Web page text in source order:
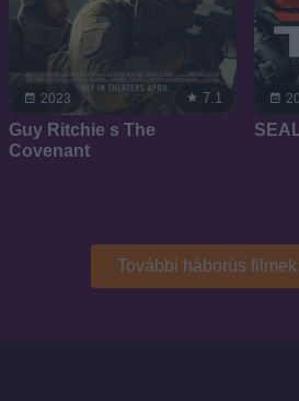
2023 7.1
Guy Ritchie s The
Covenant
További háborús filmek